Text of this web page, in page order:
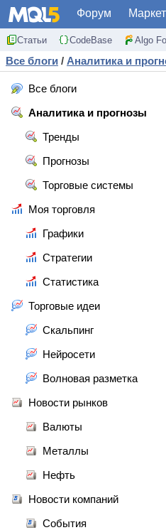
Форум Маркет
Статьи CodeBase Algo
Все блоги / Аналитика и
Все блоги
Аналитика и прогнозы
Тренды
Прогнозы
Торговые системы
Моя торговля
Графики
Стратегии
Статистика
Торговые идеи
Скальпинг
Нейросети
Волновая разметка
Новости рынков
Валюты
Металлы
Нефть
Новости компаний
События